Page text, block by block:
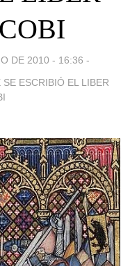
DE 2010 - 16:36 -
ESCRIBIÓ EL LIBER